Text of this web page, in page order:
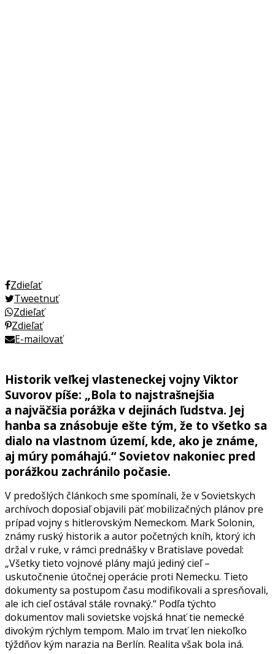
Zdieľať
Tweetnuť
Zdieľať
Zdieľať
E-mailovať
Historik veľkej vlasteneckej vojny Viktor
Suvorov píše: „Bola to najstrašnejšia
a najväčšia porážka v dejinách ľudstva. Jej
hanba sa znásobuje ešte tým, že to všetko sa
dialo na vlastnom území, kde, ako je známe,
aj múry pomáhajú.“ Sovietov nakoniec pred
porážkou zachránilo počasie.
V predošlých článkoch sme spomínali, že v Sovietskych
archívoch doposiaľ objavili päť mobilizačných plánov pre
prípad vojny s hitlerovským Nemeckom. Mark Solonin,
známy ruský historik a autor početných kníh, ktorý ich
držal v ruke, v rámci prednášky v Bratislave povedal:
„Všetky tieto vojnové plány majú jediný cieľ –
uskutočnenie útočnej operácie proti Nemecku. Tieto
dokumenty sa postupom času modifikovali a spresňovali,
ale ich cieľ ostával stále rovnaký.“ Podľa týchto
dokumentov mali sovietske vojská hnať tie nemecké
divokým rýchlym tempom. Malo im trvať len niekoľko
týždňov kým narazia na Berlín. Realita však bola iná.